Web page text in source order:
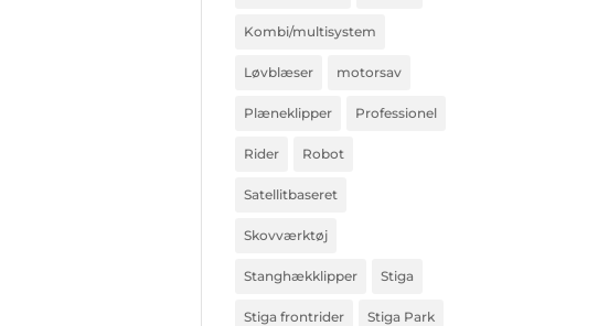
Kombi/multisystem
Løvblæser motorsav
Plæneklipper Professionel
Rider Robot
Satellitbaseret
Skovværktøj
Stanghækklipper Stiga
Stiga frontrider Stiga Park